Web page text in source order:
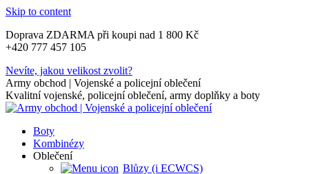
Skip to content
Doprava ZDARMA při koupi nad 1 800 Kč
+420 777 457 105
Nevíte, jakou velikost zvolit?
Army obchod | Vojenské a policejní oblečení
Kvalitní vojenské, policejní oblečení, army doplňky a boty
Boty
Kombinézy
Oblečení
Blůzy (i ECWCS)